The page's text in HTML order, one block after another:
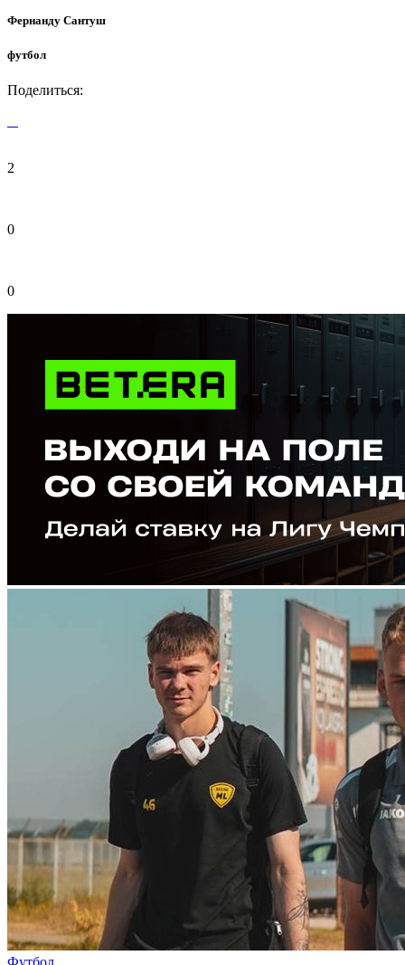
Фернанду Сантуш
футбол
Поделиться:
2
0
0
Футбол